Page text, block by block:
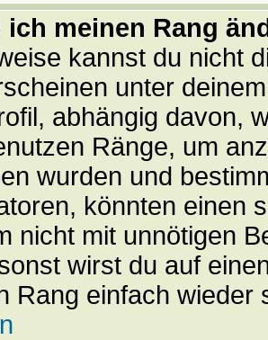
ich meinen Rang
kannst du nicht
unter
abhängig davon,
Ränge, um
wurden und
könnten einen
nicht mit unnötigen
wirst du auf
Rang einfach wieder